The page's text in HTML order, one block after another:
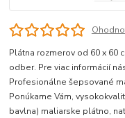
Plátna rozmerov od 60 x 60
odber. Pre viac informácií
Profesionálne šepsované
Ponúkame Vám,
bavlna) maliarske plátno,